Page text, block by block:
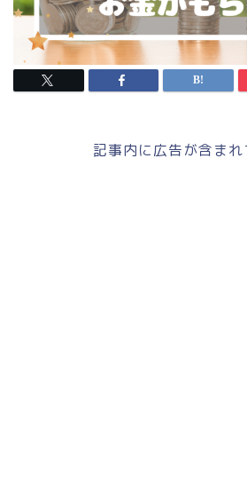
記事内に広告が含まれ